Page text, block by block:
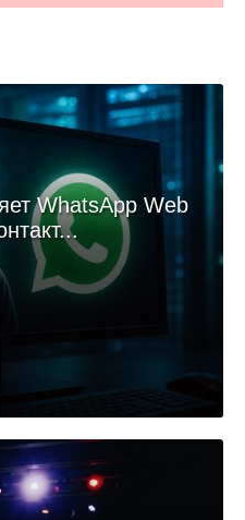
WhatsApp Web